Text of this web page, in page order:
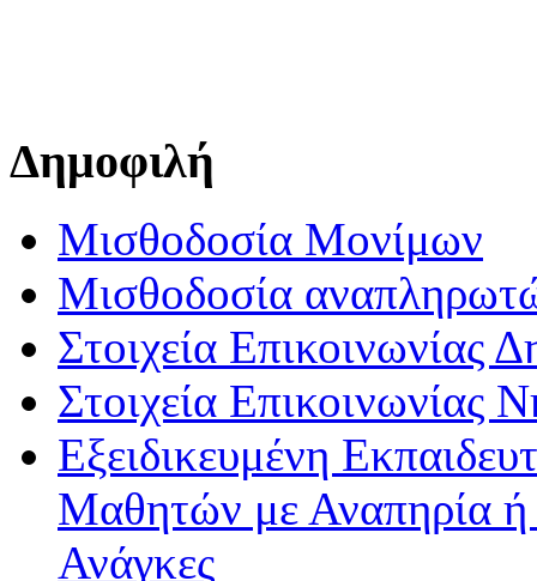
Δημοφιλή
Μισθοδοσία Μονίμων
Μισθοδοσία
Στοιχεία Επικοινωνίας
Στοιχεία Επικοινωνίας
Εξειδικευμένη
Μαθητών με Αναπηρία ή /
Ανάγκες